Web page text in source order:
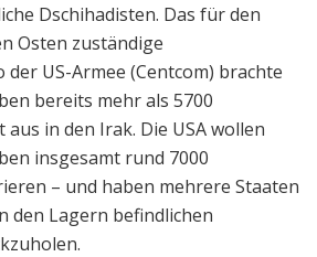
Dschihadisten. Das für den
Osten zuständige
US-Armee (Centcom) brachte
bereits mehr als 5700
in den Irak. Die USA wollen
insgesamt rund 7000
– und haben mehrere Staaten
den Lagern befindlichen